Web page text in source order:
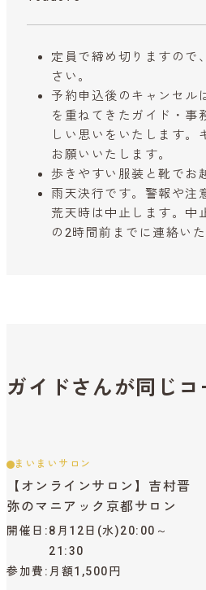
定員で締め切りますので
さい。
予約申込後のキャンセル
を重ねてきたガイド・事
しい思いをいたします。
お願いいたします。
歩きやすい服装と靴でお
雨天決行です。警報や注
荒天時は中止します。中
の2時間前までに連絡いた
ガイドさんが同じコ
まいまいサロン
【オンラインサロン】吉村晋
弥のマニアック京都サロン
開催日
8月12日(水)20:00～
21:30
参加費
月額1,500円